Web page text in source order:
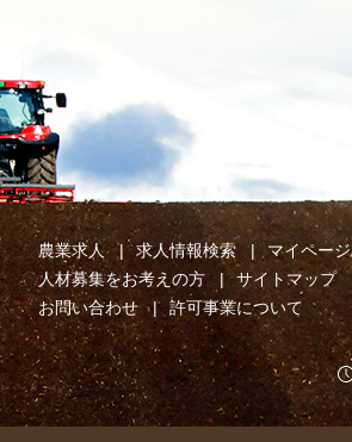
農業求人 求人情報検索 マイページ
人材募集をお考えの方
サイトマップ
お問い合わせ
許可事業について